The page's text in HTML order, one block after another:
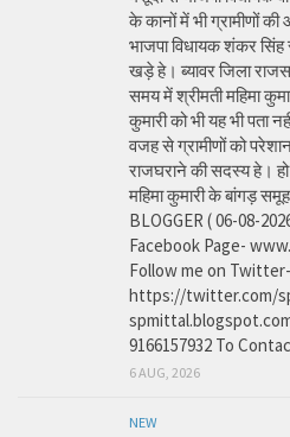
के कानों में भी ग्रामीणों
भाजपा विधायक शंकर सिंह
खड़े हे। ब्यावर जिला
समय में श्रीमती महिमा
कुमारी को भी यह भी पता
वजह से ग्रामीणों को
राजघराने की सदस्य हे।
महिमा कुमारी के बांगड़
BLOGGER ( 06-08-
Facebook Page-
Follow me on Twitter-
https://twitter.com/
9166157932 To
6 AUG, 2026
NEW